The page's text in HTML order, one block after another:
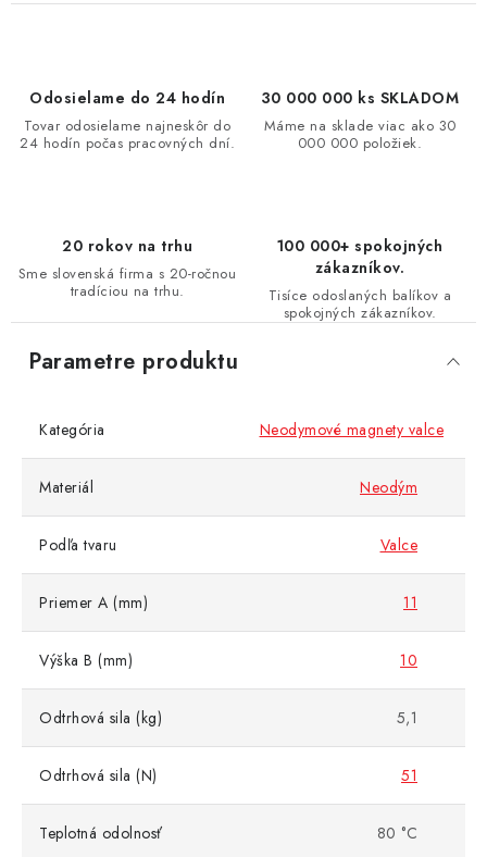
Odosielame do 24 hodín
Tovar odosielame najneskôr do
24 hodín počas pracovných dní.
30 000 000 ks SKLADOM
Máme na sklade viac ako 30
000 000 položiek.
20 rokov na trhu
Sme slovenská firma s 20-ročnou
tradíciou na trhu.
100 000+ spokojných
zákazníkov.
Tisíce odoslaných balíkov a
spokojných zákazníkov.
Parametre produktu
Kategória Neodymové magnety valce
Materiál Neodým
Podľa tvaru Valce
Priemer A (mm) 11
Výška B (mm) 10
Odtrhová sila (kg) 5,1
Odtrhová sila (N) 51
Teplotná odolnosť 80 °C